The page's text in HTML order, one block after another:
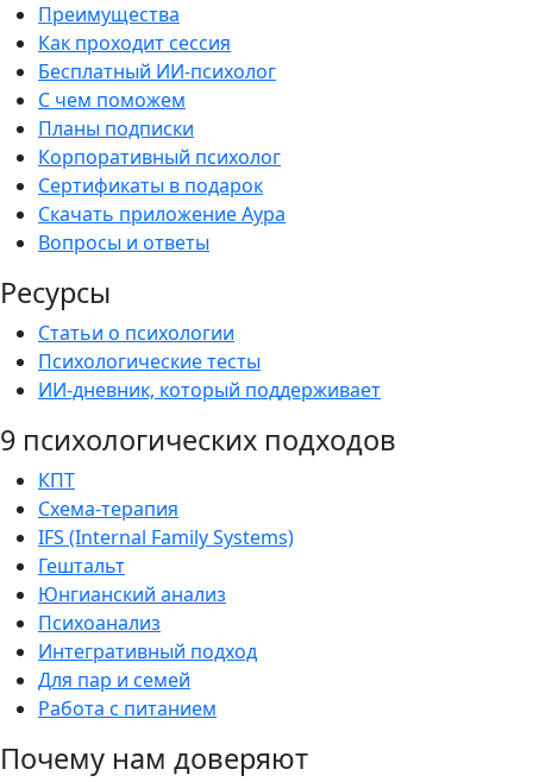
Преимущества
Как проходит сессия
Бесплатный ИИ-психолог
С чем поможем
Планы подписки
Корпоративный психолог
Сертификаты в подарок
Скачать приложение Аура
Вопросы и ответы
Ресурсы
Статьи о психологии
Психологические тесты
ИИ-дневник, который поддерживает
9 психологических подходов
КПТ
Схема-терапия
IFS (Internal Family Systems)
Гештальт
Юнгианский анализ
Психоанализ
Интегративный подход
Для пар и семей
Работа с питанием
Почему нам доверяют